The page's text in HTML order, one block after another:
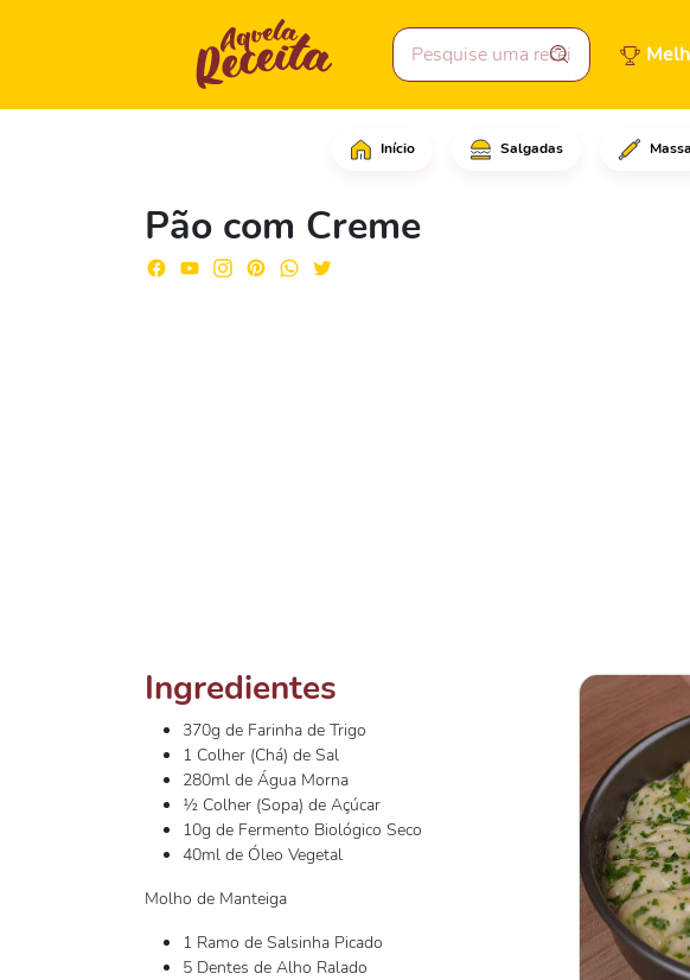
Início Salgadas
Pão com Creme
Em uma tigela grande,
Ingredientes
370g de Farinha de Trigo
1 Colher (Chá) de Sal
280ml de Água Morna
½ Colher (Sopa) de Açúcar
10g de Fermento Biológico Seco
40ml de Óleo Vegetal
Molho de Manteiga
1 Ramo de Salsinha Picado
5 Dentes de Alho Ralado